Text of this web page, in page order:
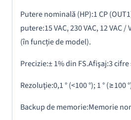
Putere nominală (HP):1 CP
putere:15 VAC, 230 VAC, 12 VAC /
(în funcție de model).
Precizie:± 1% din FS.Afişaj:3 cifre
Rezoluţie:0,1 ° (<100 °);1 ° (≥100
Backupde memorie:Memorie